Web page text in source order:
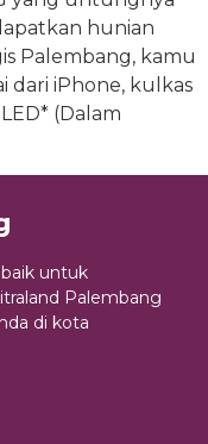
hunian
Palembang, kamu
dari iPhone, kulkas
(Dalam
untuk
Palembang
di kota